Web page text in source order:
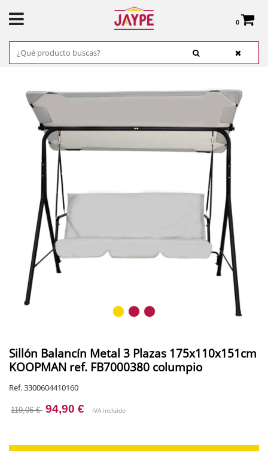
0
Total:
0,00 €
VER CESTA
Sillón Balancín Metal 3 Plazas 175x110x151cm
KOOPMAN ref. FB7000380 columpio
Ref. 3300604410160
119,06 € 94,90 € IVA incluido